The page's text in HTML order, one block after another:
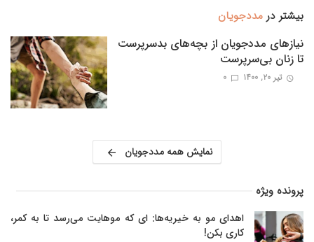
بیشتر در مددجویان
نیازهای مددجویان از بچه‌های بدسرپرست
تا زنان بی‌سرپرست
تیر ۲۰, ۱۴۰۰ 0
نمایش همه مددجویان
پرونده ویژه
اهدای مو به خیریه‌ها: ای که موهایت می‌رسد تا به کمر،
کاری بکن!